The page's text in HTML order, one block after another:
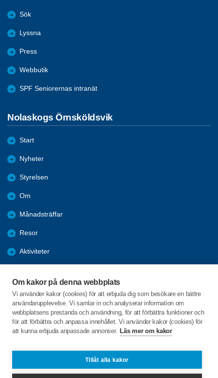
Om kakor på denna webbplats
Vi använder kakor (cookies) för att erbjuda dig som besökare en bättre
användarupplevelse. Vi samlar in och analyserar information om
webbplatsens prestanda och användning, för att förbättra funktioner och
för att förbättra och anpassa innehållet. Vi använder kakor (cookies) för
att kunna erbjuda anpassade annonser. Läs mer om kakor
Tillåt alla kakor
Sök
Lyssna
Press
Webbutik
SPF Seniorernas intranät
Nolaskogs Örnsköldsvik
Start
Nyheter
Styrelsen
Om
Månadsträffar
Resor
Aktiviteter
Almanacka 2026
Bli medlem
C/o:Sven-Erik Forsgren